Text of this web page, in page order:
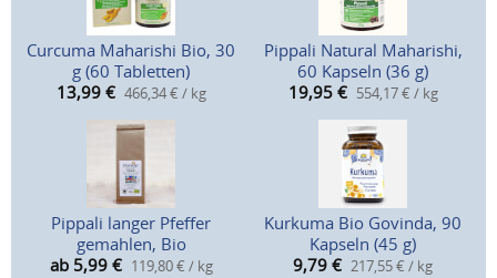
Curcuma Maharishi Bio, 30
g (60 Tabletten)
13,99 € 466,34 € / kg
Pippali Natural Maharishi,
60 Kapseln (36 g)
19,95 € 554,17 € / kg
Pippali langer Pfeffer
gemahlen, Bio
ab 5,99 € 119,80 € / kg
Kurkuma Bio Govinda, 90
Kapseln (45 g)
9,79 € 217,55 € / kg